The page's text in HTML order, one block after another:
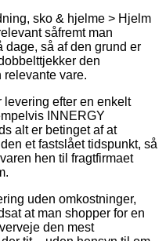
sko & hjelme > Hjelm
såfremt man
dage, så af den grund er
den
relevante vare.
levering efter en enkelt
INNERGY
alt er betinget af at
et fastslået tidspunkt, så
hen til fragtfirmaet
uden omkostninger,
at man shopper for en
den mest